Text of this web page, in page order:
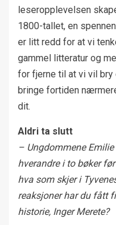
leseropplevelsen
1800-tallet, en
er litt redd for at vi
gammel litteratur og
for fjerne til at vi vil bry
bringe fortiden
dit.
Aldri ta slutt
– Ungdommene
hverandre i to bøker
hva som skjer i
reaksjoner har du fått
historie, Inger Merete?